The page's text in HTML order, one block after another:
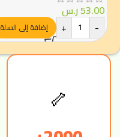
53.00ر.س
-
+ إضافة إلى السلة
🦴